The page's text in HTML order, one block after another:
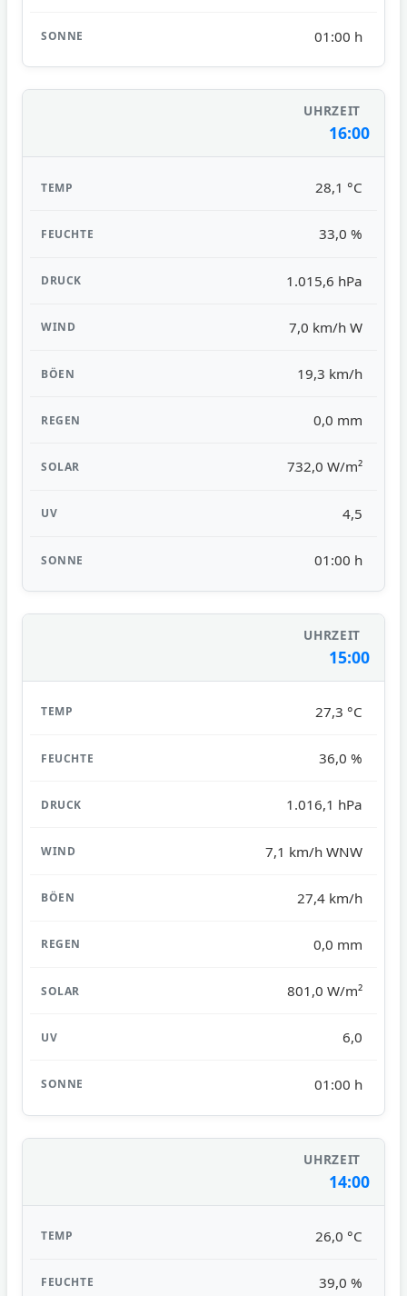
01:00 h
16:00
28,1 °C
33,0 %
1.015,6 hPa
7,0 km/h W
19,3 km/h
0,0 mm
732,0 W/m²
4,5
01:00 h
15:00
27,3 °C
36,0 %
1.016,1 hPa
7,1 km/h WNW
27,4 km/h
0,0 mm
801,0 W/m²
6,0
01:00 h
14:00
26,0 °C
39,0 %